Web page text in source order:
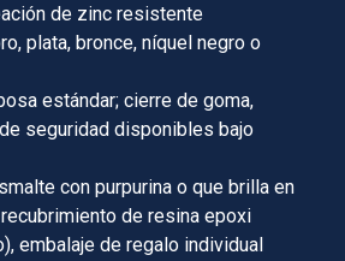
de zinc resistente
plata, bronce, níquel negro o
estándar; cierre de goma,
seguridad disponibles bajo
con purpurina o que brilla en
de resina epoxi
embalaje de regalo individual